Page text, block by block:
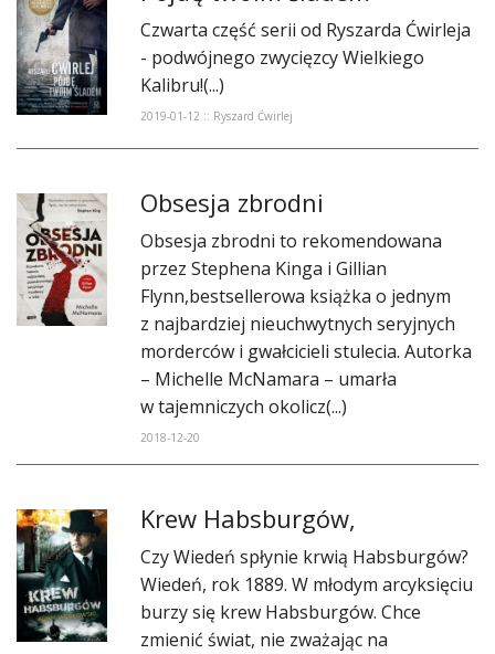
Czwarta część serii od Ryszarda Ćwirleja
- podwójnego zwycięzcy Wielkiego
Kalibru!(...)
2019-01-12 :: Ryszard Ćwirlej
Obsesja zbrodni
Obsesja zbrodni to rekomendowana
przez Stephena Kinga i Gillian
Flynn,bestsellerowa książka o jednym
z najbardziej nieuchwytnych seryjnych
morderców i gwałcicieli stulecia. Autorka
– Michelle McNamara – umarła
w tajemniczych okolicz(...)
2018-12-20
​Krew Habsburgów,
Czy Wiedeń spłynie krwią Habsburgów?
Wiedeń, rok 1889. W młodym arcyksięciu
burzy się krew Habsburgów. Chce
zmienić świat, nie zważając na